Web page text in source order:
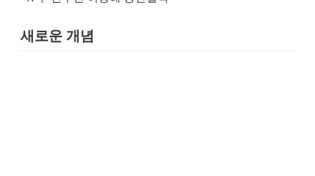
새로운 개념